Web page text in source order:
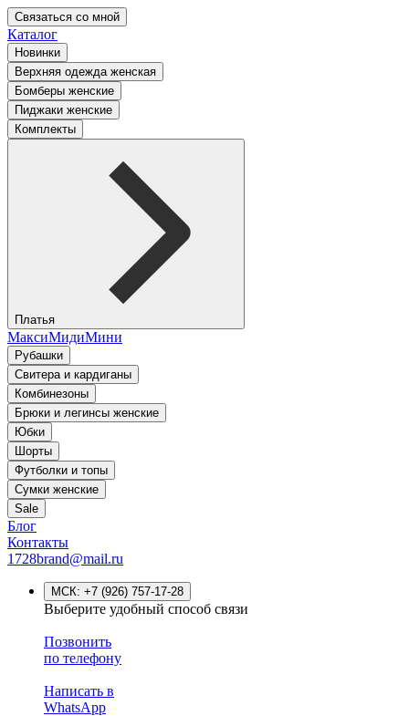
Связаться со мной
Каталог
Новинки
Верхняя одежда женская
Бомберы женские
Пиджаки женские
Комплекты
Платья
МаксиМидиМини
Рубашки
Свитера и кардиганы
Комбинезоны
Брюки и легинсы женские
Юбки
Шорты
Футболки и топы
Сумки женские
Sale
Блог
Контакты
1728brand@mail.ru
МСК: +7 (926) 757-17-28
Выберите удобный способ связи
Позвонить
по телефону
Написать в
WhatsApp